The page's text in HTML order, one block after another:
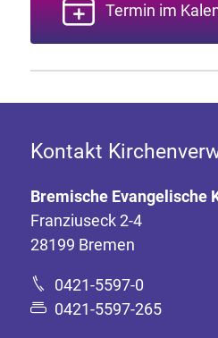
Termin im
Kontakt
Bremische Evangelische
Franziuseck 2-4
28199 Bremen
0421-5597-0
0421-5597-265